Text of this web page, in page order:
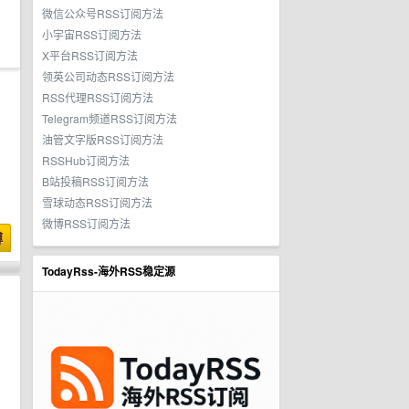
微信公众号RSS订阅方法
小宇宙RSS订阅方法
X平台RSS订阅方法
领英公司动态RSS订阅方法
RSS代理RSS订阅方法
Telegram频道RSS订阅方法
油管文字版RSS订阅方法
RSSHub订阅方法
B站投稿RSS订阅方法
雪球动态RSS订阅方法
微博RSS订阅方法
TodayRss-海外RSS稳定源